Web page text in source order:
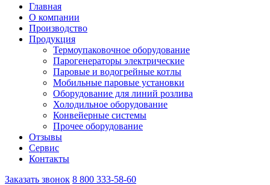
Главная
О компании
Производство
Продукция
Термоупаковочное оборудование
Парогенераторы электрические
Паровые и водогрейные котлы
Мобильные паровые установки
Оборудование для линий розлива
Холодильное оборудование
Конвейерные системы
Прочее оборудование
Отзывы
Сервис
Контакты
Заказать звонок 8 800 333-58-60